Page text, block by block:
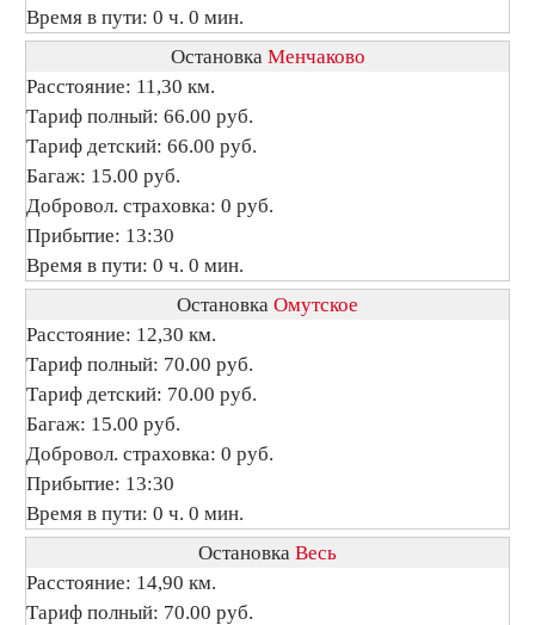
Время в пути: 0 ч. 0 мин.
Остановка Менчаково
Расстояние: 11,30 км.
Тариф полный: 66.00 руб.
Тариф детский: 66.00 руб.
Багаж: 15.00 руб.
Добровол. страховка: 0 руб.
Прибытие: 13:30
Время в пути: 0 ч. 0 мин.
Остановка Омутское
Расстояние: 12,30 км.
Тариф полный: 70.00 руб.
Тариф детский: 70.00 руб.
Багаж: 15.00 руб.
Добровол. страховка: 0 руб.
Прибытие: 13:30
Время в пути: 0 ч. 0 мин.
Остановка Весь
Расстояние: 14,90 км.
Тариф полный: 70.00 руб.